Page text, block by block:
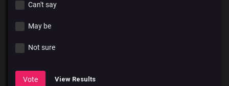
Can't say
May be
Not sure
Vote View Results